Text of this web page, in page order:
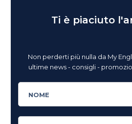
Ti è piaciuto
Non perderti più nulla da My
ultime news - consigli -